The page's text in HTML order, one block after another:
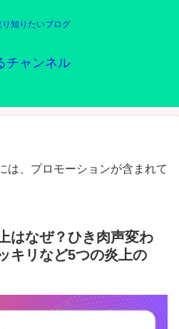
り知りたいブログ
チャンネル
は、プロモーションが含まれて
はなぜ？ひき肉声変わ
キリなど5つの炎上の